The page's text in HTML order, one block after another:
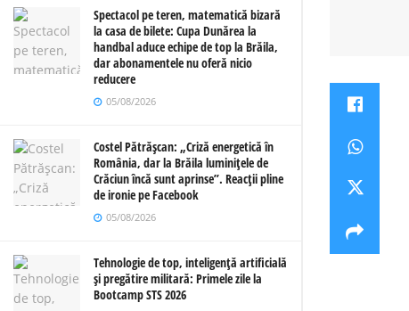
Spectacol pe teren, matematică bizară
la casa de bilete: Cupa Dunărea la
handbal aduce echipe de top la Brăila,
dar abonamentele nu oferă nicio
reducere
05/08/2026
Costel Pătrășcan: „Criză energetică în
România, dar la Brăila luminițele de
Crăciun încă sunt aprinse”. Reacții pline
de ironie pe Facebook
05/08/2026
Tehnologie de top, inteligență artificială
și pregătire militară: Primele zile la
Bootcamp STS 2026